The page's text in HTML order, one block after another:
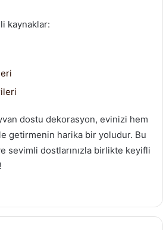
kaynaklar:
dostu dekorasyon, evinizi hem
getirmenin harika bir yoludur. Bu
sevimli dostlarınızla birlikte keyifli